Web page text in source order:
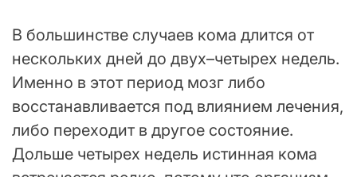
В большинстве случаев кома длится от
нескольких дней до двух–четырех недель.
Именно в этот период мозг либо
восстанавливается под влиянием лечения,
либо переходит в другое состояние.
Дольше четырех недель истинная кома